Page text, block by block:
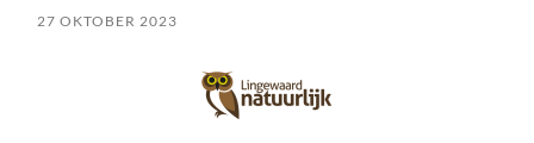
27 OKTOBER 2023